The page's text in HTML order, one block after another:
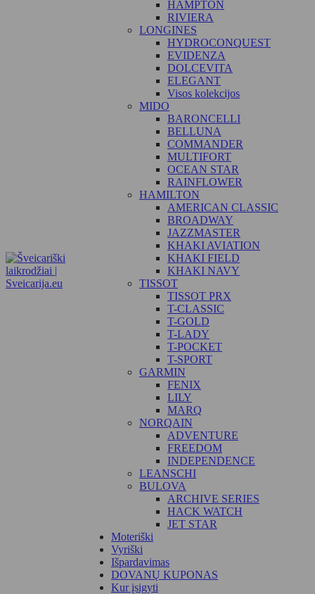
HAMPTON
RIVIERA
LONGINES
HYDROCONQUEST
EVIDENZA
DOLCEVITA
ELEGANT
Visos kolekcijos
MIDO
BARONCELLI
BELLUNA
COMMANDER
MULTIFORT
OCEAN STAR
RAINFLOWER
HAMILTON
AMERICAN CLASSIC
BROADWAY
JAZZMASTER
KHAKI AVIATION
KHAKI FIELD
KHAKI NAVY
TISSOT
TISSOT PRX
T-CLASSIC
T-GOLD
T-LADY
T-POCKET
T-SPORT
GARMIN
FENIX
LILY
MARQ
NORQAIN
ADVENTURE
FREEDOM
INDEPENDENCE
LEANSCHI
BULOVA
ARCHIVE SERIES
HACK WATCH
JET STAR
Moteriški
Vyriški
Išpardavimas
DOVANŲ KUPONAS
Kur įsigyti